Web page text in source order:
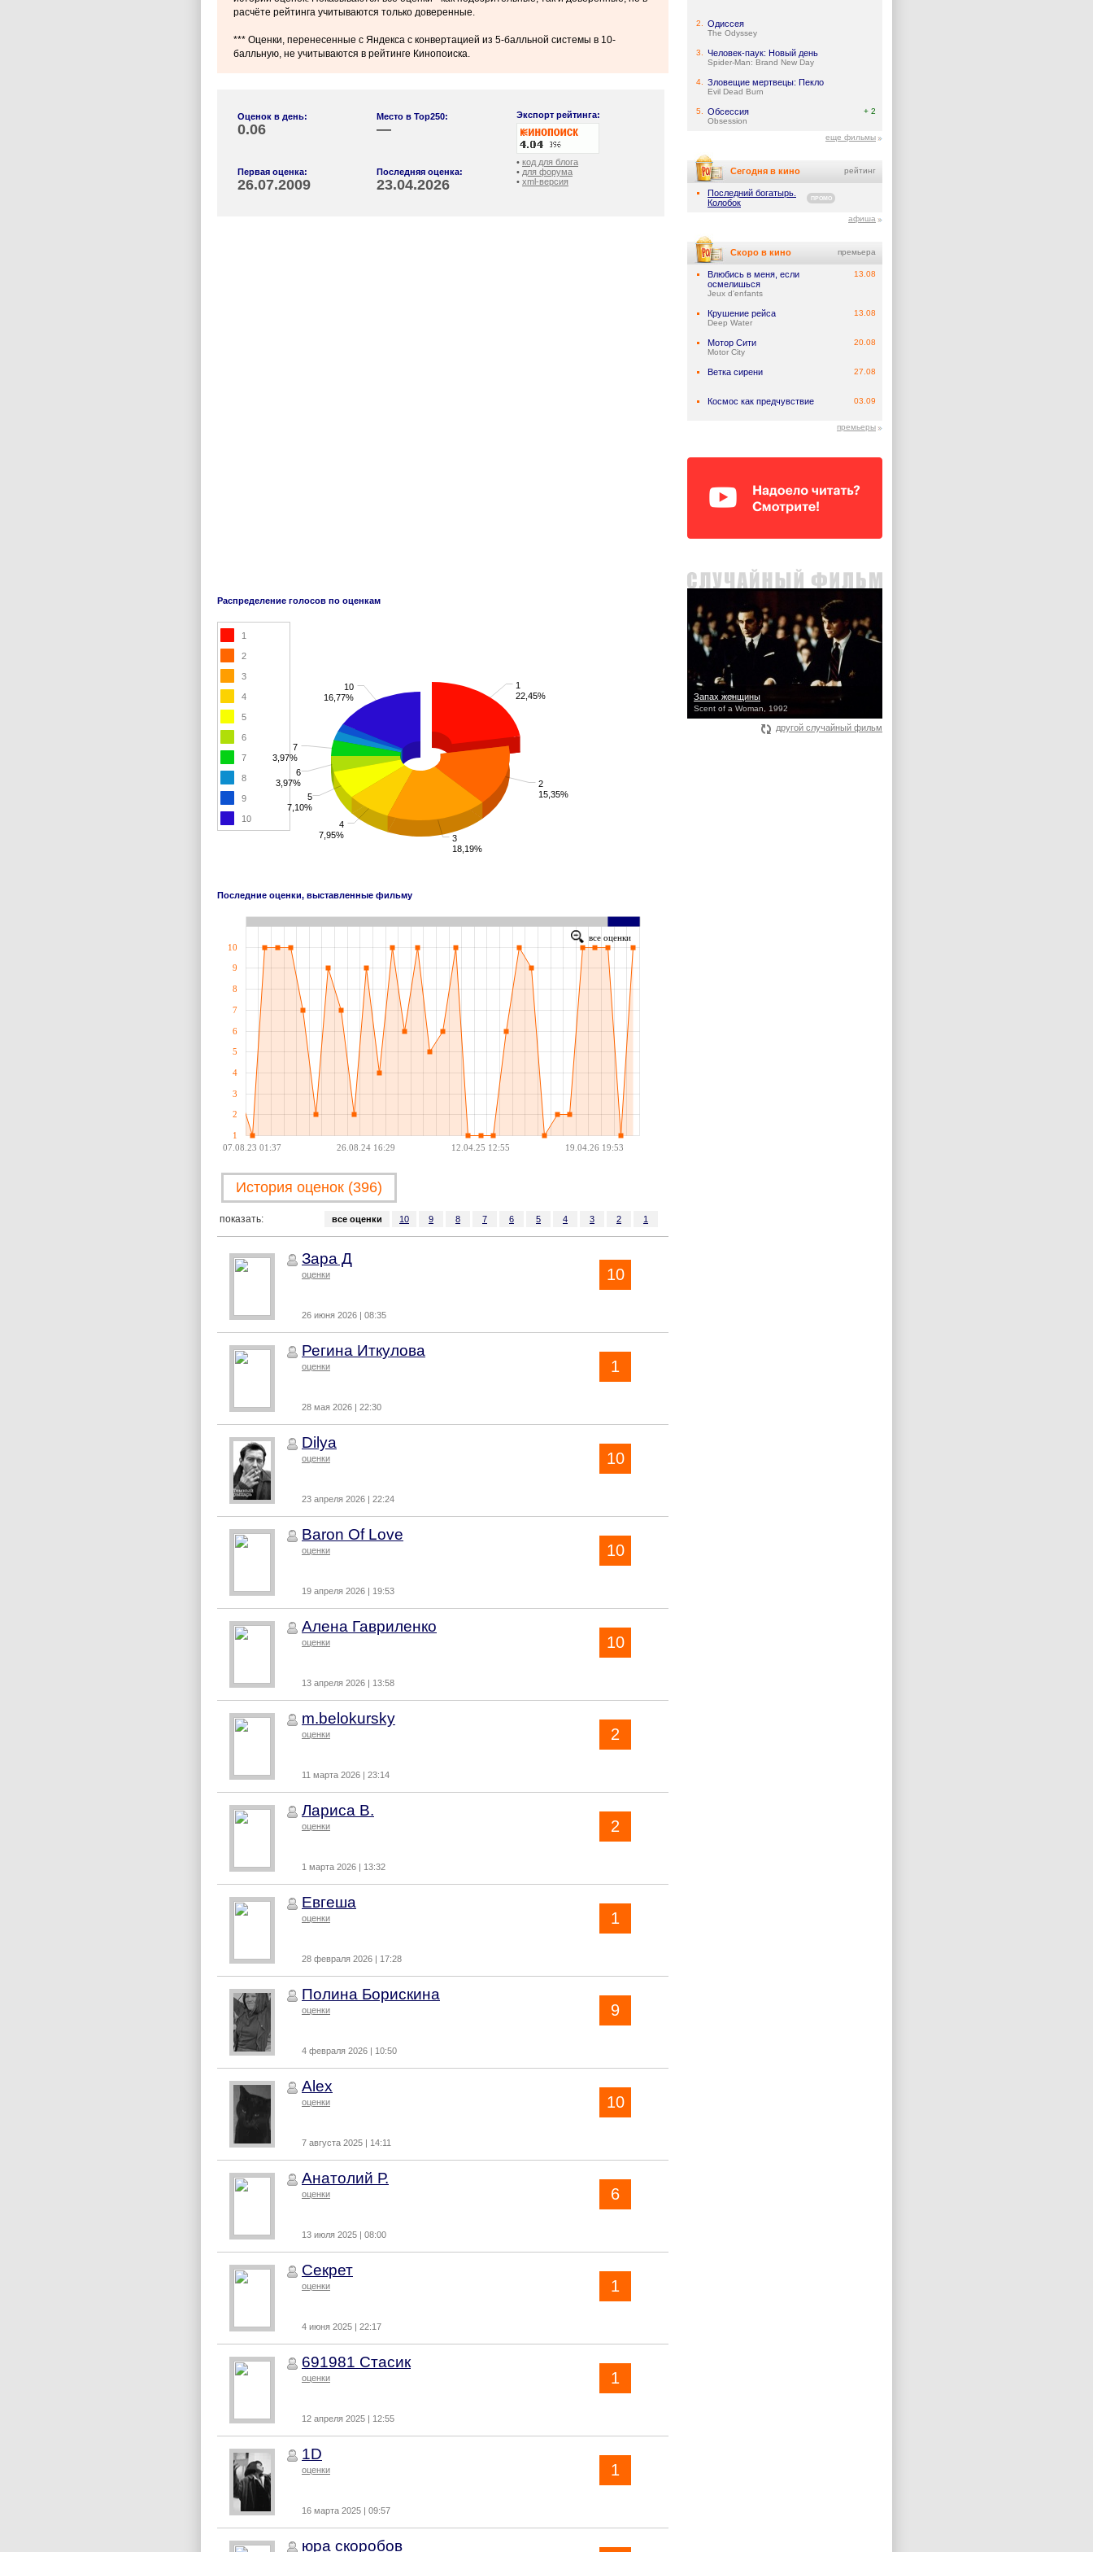
расчёте рейтинга учитываются только доверенные.
*** Оценки, перенесенные с Яндекса с конвертацией из 5-балльной системы в 10-
балльную, не учитываются в рейтинге Кинопоиска.
Оценок в день:
0.06
Место в Top250:
—
Экспорт рейтинга:
• код для блога
• для форума
• xml-версия
Первая оценка:
26.07.2009
Последняя оценка:
23.04.2026
Распределение голосов по оценкам
10
16,77%
7
3,97%
6
3,97%
5
7,10%
4
7,95%
1
22,45%
2
15,35%
3
18,19%
1
2
3
4
5
6
7
8
9
10
Последние оценки, выставленные фильму
07.08.23 01:37 26.08.24 16:29 12.04.25 12:55 19.04.26 19:53
1
2
3
4
5
6
7
8
9
10
все оценки
История оценок (396)
показать: все оценки 10 9 8 7 6 5 4 3 2 1
Зара Д
оценки
26 июня 2026 | 08:35
10
Регина Иткулова
оценки
28 мая 2026 | 22:30
1
Dilya
оценки
23 апреля 2026 | 22:24
10
Baron Of Love
оценки
19 апреля 2026 | 19:53
10
Алена Гавриленко
оценки
13 апреля 2026 | 13:58
10
m.belokursky
оценки
11 марта 2026 | 23:14
2
Лариса В.
оценки
1 марта 2026 | 13:32
2
Евгеша
оценки
28 февраля 2026 | 17:28
1
Полина Борискина
оценки
4 февраля 2026 | 10:50
9
Alex
оценки
7 августа 2025 | 14:11
10
Анатолий Р.
оценки
13 июля 2025 | 08:00
6
Секрет
оценки
4 июня 2025 | 22:17
1
691981 Стасик
оценки
12 апреля 2025 | 12:55
1
1D
оценки
16 марта 2025 | 09:57
1
юра скоробов
2. Одиссея
The Odyssey
3. Человек-паук: Новый день
Spider-Man: Brand New Day
4. Зловещие мертвецы: Пекло
Evil Dead Burn
5. Обсессия
Obsession
+ 2
еще фильмы
Сегодня в кино рейтинг
Последний богатырь.
Колобок
ПРОМО
афиша
Скоро в кино премьера
Влюбись в меня, если
осмелишься
Jeux d'enfants
13.08
Крушение рейса
Deep Water
13.08
Мотор Сити
Motor City
20.08
Ветка сирени 27.08
Космос как предчувствие 03.09
премьеры
Запах женщины
Scent of a Woman, 1992
другой случайный фильм